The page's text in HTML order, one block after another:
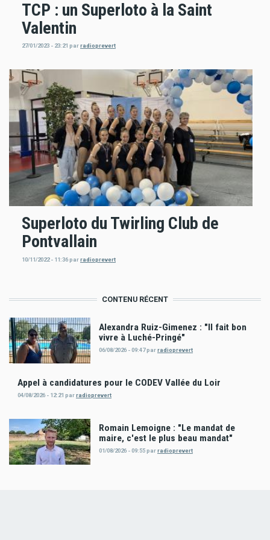
TCP : un Superloto à la Saint
Valentin
27/01/2023 - 23:21 parradioprevert
Superloto du Twirling Club de
Pontvallain
10/11/2022 - 11:36parradioprevert
CONTENU RÉCENT
Alexandra Ruiz-Gimenez : "Il fait bon
vivre à Luché-Pringé"
06/08/2026 - 09:47parradioprevert
Appel à candidatures pour le CODEV Vallée du Loir
04/08/2026 - 12:21 parradioprevert
Romain Lemoigne : "Le mandat de
maire, c'est le plus beau mandat"
01/08/2026 - 09:55parradioprevert